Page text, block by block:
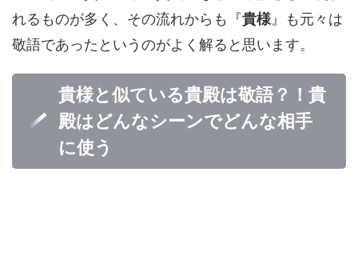
れるものが多く、その流れからも『貴様 』も元々は
敬語であったというのがよく解ると思います。
貴様と似ている貴殿は敬語？！貴
殿はどんなシーンでどんな相手
に使う